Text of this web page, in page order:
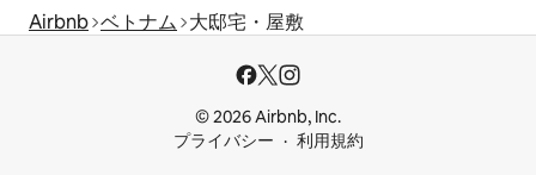
Airbnb ベトナム 大邸宅・屋敷
© 2026 Airbnb, Inc.
プライバシー
利用規約